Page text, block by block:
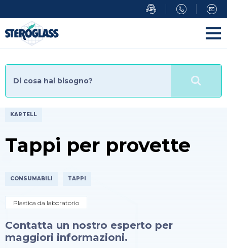
al
contenuto
principale
KARTELL
Tappi per provette
CONSUMABILI TAPPI
Plastica da laboratorio
Contatta un nostro esperto per
maggiori informazioni.